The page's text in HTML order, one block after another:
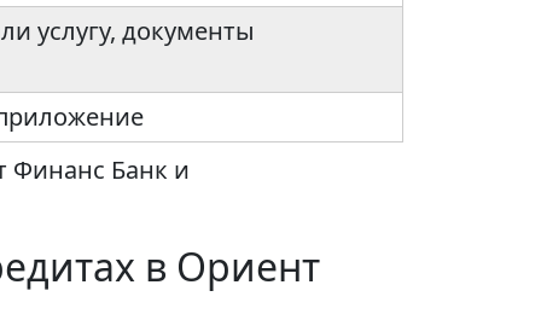
услугу, документы
Финанс Банк и
в Ориент